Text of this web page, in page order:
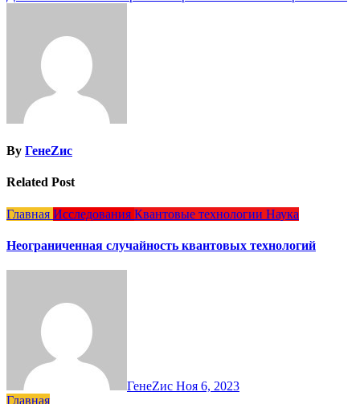
By ГенеZис
Related Post
Главная Исследования Квантовые технологии Наука
Неограниченная случайность квантовых технологий
ГенеZис Ноя 6, 2023
Главная